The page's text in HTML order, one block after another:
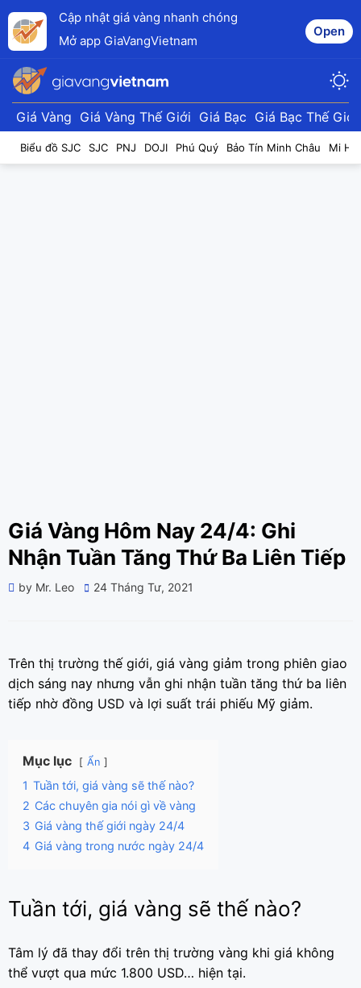
Cập nhật giá vàng nhanh chóng
Mở app GiaVangVietnam
Open
Giá Vàng Giá Vàng Thế Giới Giá Bạc Giá Bạc Thế Giới
Biểu đồ SJC SJC PNJ DOJI Phú Quý Bảo Tín Minh Châu Mi
Giá Vàng Hôm Nay 24/4: Ghi
Nhận Tuần Tăng Thứ Ba Liên Tiếp
by Mr. Leo
Posted
24 Tháng Tư, 2021
Trên thị trường thế giới, giá vàng giảm trong phiên giao
dịch sáng nay nhưng vẫn ghi nhận tuần tăng thứ ba liên
tiếp nhờ đồng USD và lợi suất trái phiếu Mỹ giảm.
Mục lục Ẩn
1 Tuần tới, giá vàng sẽ thế nào?
2 Các chuyên gia nói gì về vàng
3 Giá vàng thế giới ngày 24/4
4 Giá vàng trong nước ngày 24/4
Tuần tới, giá vàng sẽ thế nào?
Tâm lý đã thay đổi trên thị trường vàng khi giá không
thể vượt qua mức 1.800 USD… hiện tại.